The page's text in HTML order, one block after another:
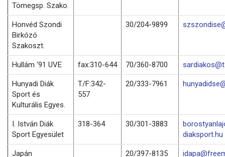
Tömegsp. Szako.
Honvéd Szondi
Birkózó
Szakoszt.
30/204-9899
Hullám '91 UVE fax:310-644 70/360-8700
Hunyadi Diák
Sport és
Kulturális Egyes.
T/F:342-
557
20/333-7961
I. István Diák
Sport Egyesület
318-364 30/301-3883
diaksport.hu
Japán 20/397-8135